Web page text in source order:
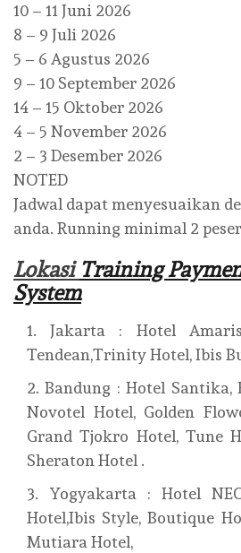
10 – 11 Juni 2026
8 – 9 Juli 2026
5 – 6 Agustus 2026
9 – 10 September 2026
14 – 15 Oktober 2026
4 – 5 November 2026
2 – 3 Desember 2026
NOTED
Jadwal dapat menyesuaikan
anda. Running minimal 2
Lokasi Training
System
Jakarta : Hotel
Tendean,Trinity Hotel, Ibis
Bandung : Hotel Santika,
Novotel Hotel, Golden
Grand Tjokro Hotel, Tune
Sheraton Hotel .
Yogyakarta : Hotel
Hotel,Ibis Style, Boutique
Mutiara Hotel,